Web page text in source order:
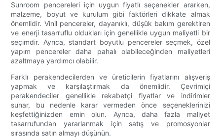
Sunroom pencereleri için uygun fiyatlı seçenekler ararken,
malzeme, boyut ve kurulum gibi faktörleri dikkate almak
önemlidir. Vinil pencereler, dayanıklı, düşük bakım gerektiren
ve enerji tasarruflu oldukları için genellikle uygun maliyetli bir
seçimdir. Ayrıca, standart boyutlu pencereler seçmek, özel
yapım pencereler daha pahalı olabileceğinden maliyetleri
azaltmaya yardımcı olabilir.
Farklı perakendecilerden ve üreticilerin fiyatlarını alışveriş
yapmak ve karşılaştırmak da önemlidir. Çevrimiçi
perakendeciler genellikle rekabetçi fiyatlar ve indirimler
sunar, bu nedenle karar vermeden önce seçeneklerinizi
keşfettiğinizden emin olun. Ayrıca, daha fazla maliyet
tasarrufundan yararlanmak için satış ve promosyonlar
sırasında satın almayı düşünün.